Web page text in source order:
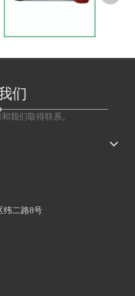
们
我们取得联系。
纬二路8号